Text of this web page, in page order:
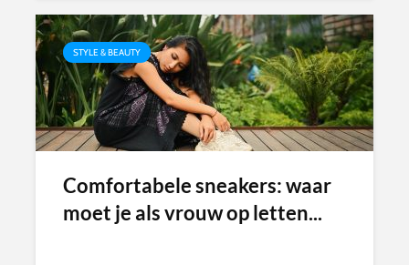
STYLE & BEAUTY
Comfortabele sneakers: waar
moet je als vrouw op letten...